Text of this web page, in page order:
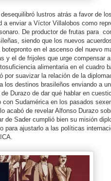
lustros atrás a favor de
a enviar a Víctor Villalobos como
De productor de frutas para
siendo que los nuevos
en el ascenso del nuevo
y el de frijoles que urge compensar
alimentaria en el cuadro
por suavizar la relación de la
los destinos brasileños enviando a
Durazo de dar qué hablar en
Sudamérica en los pasados
acabó de revelar Alfonso Durazo
de Sader cumplió bien su misión
para ajustarlo a las políticas